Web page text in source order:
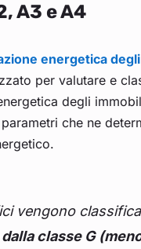
A3 e A4
energetica
per valutare e
degli
che ne
vengono
classe G